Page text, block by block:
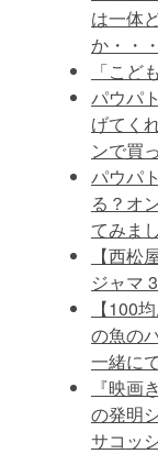
は一体
か・・
「こど
パウパ
げてく
ンで買
パウパ
る？オ
てみま
【西
ジャマ
【100
の魚の
一緒に
『映画
の発明
サコッ